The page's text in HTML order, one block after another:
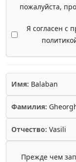
пожалуйста,
Я согласен с
Имя: Balaban
Фамилия:
Отчество: Vasili
Прежде чем